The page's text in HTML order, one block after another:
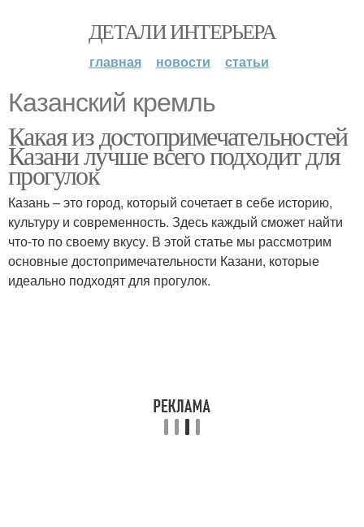
ДЕТАЛИ ИНТЕРЬЕРА
главная новости статьи
Казанский кремль
Какая из достопримечательностей
Казани лучше всего подходит для
прогулок
Казань – это город, который сочетает в себе историю,
культуру и современность. Здесь каждый сможет найти
что-то по своему вкусу. В этой статье мы рассмотрим
основные достопримечательности Казани, которые
идеально подходят для прогулок.